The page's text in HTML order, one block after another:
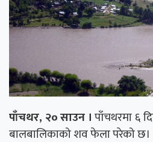
पाँचथर, २० साउन ।पाँचथरमा ६
बालबालिकाको शव फेला परेको छ।